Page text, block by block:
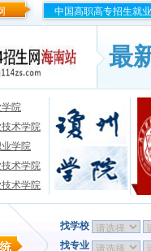
中国高职高专招生就
最
院
术学院
学院
术学院
术学院
找学校
找专业